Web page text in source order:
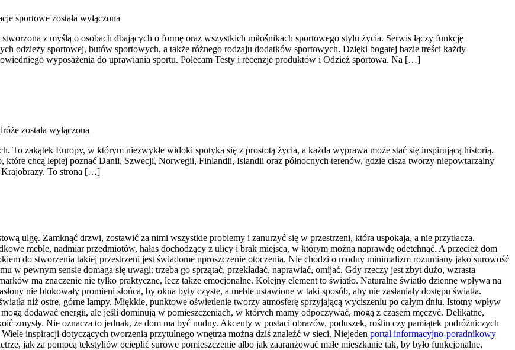
sportowe została wyłączona
z myślą o osobach dbających o formę oraz wszystkich miłośnikach sportowego stylu życia. Serwis łączy funkcję
odzieży sportowej, butów sportowych, a także różnego rodzaju dodatków sportowych. Dzięki bogatej bazie treści każdy
wyposażenia do uprawiania sportu. Polecam Testy i recenzje produktów i Odzież sportowa. Na […]
została wyłączona
To zakątek Europy, w którym niezwykłe widoki spotyka się z prostotą życia, a każda wyprawa może stać się inspirującą historią.
które chcą lepiej poznać Danii, Szwecji, Norwegii, Finlandii, Islandii oraz północnych terenów, gdzie cisza tworzy niepowtarzalny
Krajobrazy. To strona […]
ulgę. Zamknąć drzwi, zostawić za nimi wszystkie problemy i zanurzyć się w przestrzeni, która uspokaja, a nie przytłacza.
meble, nadmiar przedmiotów, hałas dochodzący z ulicy i brak miejsca, w którym można naprawdę odetchnąć. A przecież dom
do stworzenia takiej przestrzeni jest świadome uproszczenie otoczenia. Nie chodzi o modny minimalizm rozumiany jako surowość
w pewnym sensie domaga się uwagi: trzeba go sprzątać, przekładać, naprawiać, omijać. Gdy rzeczy jest zbyt dużo, wzrasta
ma znaczenie nie tylko praktyczne, lecz także emocjonalne. Kolejny element to światło. Naturalne światło dzienne wpływa na
nie blokowały promieni słońca, by okna były czyste, a meble ustawione w taki sposób, aby nie zasłaniały dostępu światła.
niż ostre, górne lampy. Miękkie, punktowe oświetlenie tworzy atmosferę sprzyjającą wyciszeniu po całym dniu. Istotny wpływ
dodawać energii, ale jeśli dominują w pomieszczeniach, w których mamy odpoczywać, mogą z czasem męczyć. Delikatne,
zmysły. Nie oznacza to jednak, że dom ma być nudny. Akcenty w postaci obrazów, poduszek, roślin czy pamiątek podróżniczych
inspiracji dotyczących tworzenia przytulnego wnętrza można dziś znaleźć w sieci. Niejeden portal informacyjno-poradnikowy
jak za pomocą tekstyliów ocieplić surowe pomieszczenie albo jak zaaranżować małe mieszkanie tak, by było funkcjonalne.